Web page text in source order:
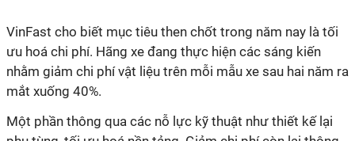
VinFast cho biết mục tiêu then chốt trong năm nay là tối
ưu hoá chi phí. Hãng xe đang thực hiện các sáng kiến
nhằm giảm chi phí vật liệu trên mỗi mẫu xe sau hai năm ra
mắt xuống 40%.
Một phần thông qua các nỗ lực kỹ thuật như thiết kế lại